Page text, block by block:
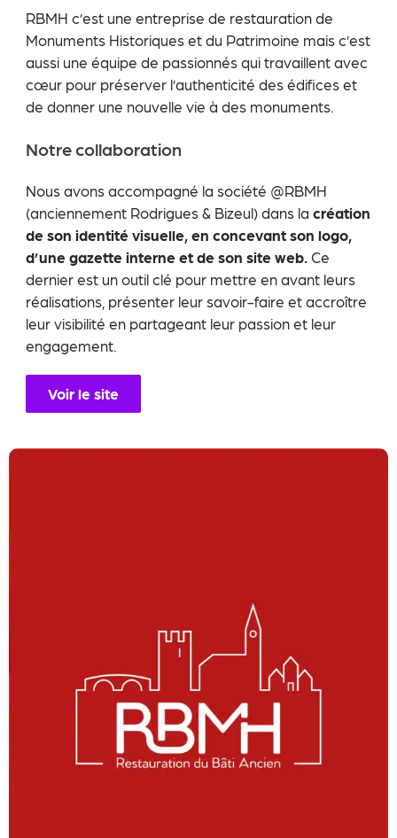
RBMH c’est une entreprise de restauration de
Monuments Historiques et du Patrimoine mais c’est
aussi une équipe de passionnés qui travaillent avec
cœur pour préserver l’authenticité des édifices et
de donner une nouvelle vie à des monuments.
Notre collaboration
Nous avons accompagné la société @RBMH
(anciennement Rodrigues & Bizeul) dans la création
de son identité visuelle, en concevant son logo,
d’une gazette interne et de son site web.Ce
dernier est un outil clé pour mettre en avant leurs
réalisations, présenter leur savoir-faire et accroître
leur visibilité en partageant leur passion et leur
engagement.
Voir le site